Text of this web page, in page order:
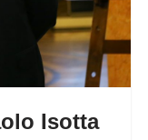
Isotta